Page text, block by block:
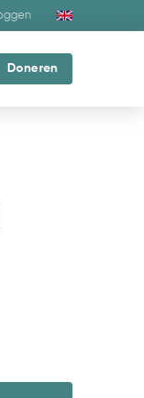
Doneren